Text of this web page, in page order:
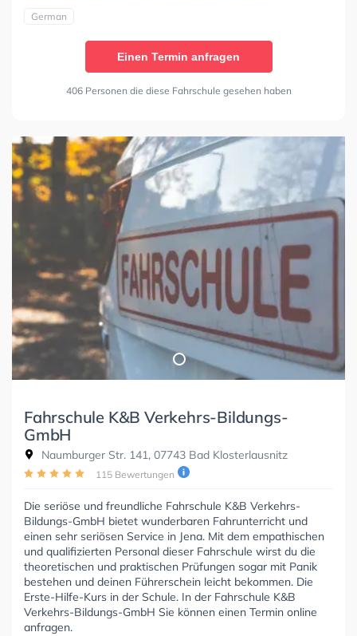
German
Einen Termin anfragen
406 Personen die diese Fahrschule gesehen haben
Fahrschule K&B Verkehrs-Bildungs-
GmbH
Naumburger Str. 141, 07743 Bad Klosterlausnitz
115 Bewertungen
Die seriöse und freundliche Fahrschule K&B Verkehrs-
Bildungs-GmbH bietet wunderbaren Fahrunterricht und
einen sehr seriösen Service in Jena. Mit dem empathischen
und qualifizierten Personal dieser Fahrschule wirst du die
theoretischen und praktischen Prüfungen sogar mit Panik
bestehen und deinen Führerschein leicht bekommen. Die
Erste-Hilfe-Kurs in der Schule. In der Fahrschule K&B
Verkehrs-Bildungs-GmbH Sie können einen Termin online
anfragen.